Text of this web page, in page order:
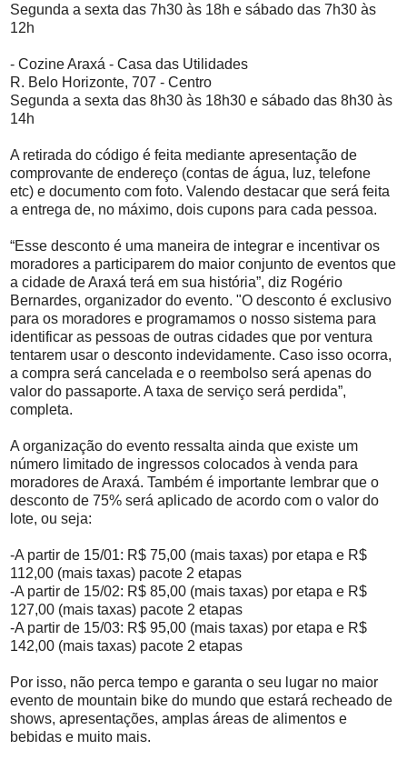
Segunda a sexta das 7h30 às 18h e sábado das 7h30 às
12h
- Cozine Araxá - Casa das Utilidades
R. Belo Horizonte, 707 - Centro
Segunda a sexta das 8h30 às 18h30 e sábado das 8h30 às
14h
A retirada do código é feita mediante apresentação de
comprovante de endereço (contas de água, luz, telefone
etc) e documento com foto. Valendo destacar que será feita
a entrega de, no máximo, dois cupons para cada pessoa.
“Esse desconto é uma maneira de integrar e incentivar os
moradores a participarem do maior conjunto de eventos que
a cidade de Araxá terá em sua história”, diz Rogério
Bernardes, organizador do evento. "O desconto é exclusivo
para os moradores e programamos o nosso sistema para
identificar as pessoas de outras cidades que por ventura
tentarem usar o desconto indevidamente. Caso isso ocorra,
a compra será cancelada e o reembolso será apenas do
valor do passaporte. A taxa de serviço será perdida”,
completa.
A organização do evento ressalta ainda que existe um
número limitado de ingressos colocados à venda para
moradores de Araxá. Também é importante lembrar que o
desconto de 75% será aplicado de acordo com o valor do
lote, ou seja:
-A partir de 15/01: R$ 75,00 (mais taxas) por etapa e R$
112,00 (mais taxas) pacote 2 etapas
-A partir de 15/02: R$ 85,00 (mais taxas) por etapa e R$
127,00 (mais taxas) pacote 2 etapas
-A partir de 15/03: R$ 95,00 (mais taxas) por etapa e R$
142,00 (mais taxas) pacote 2 etapas
Por isso, não perca tempo e garanta o seu lugar no maior
evento de mountain bike do mundo que estará recheado de
shows, apresentações, amplas áreas de alimentos e
bebidas e muito mais.